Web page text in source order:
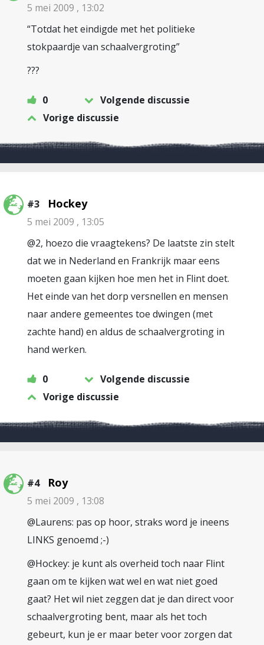
5 mei 2009 , 13:02
“Totdat het eindigde met het politieke
stokpaardje van schaalvergroting”
???
0
Volgende discussie
Vorige discussie
#3 Hockey
5 mei 2009 , 13:05
@2, hoezo die vraagtekens? De laatste zin stelt
dat we in Nederland en Frankrijk maar eens
moeten gaan kijken hoe men het in Flint doet.
Het einde van het dorp versnellen en mensen
naar andere gemeentes toe dwingen (met
zachte hand) en aldus de schaalvergroting in
hand werken.
0
Volgende discussie
Vorige discussie
#4 Roy
5 mei 2009 , 13:08
@Laurens: pas op hoor, straks word je ineens
LINKS genoemd ;-)
@Hockey: je kunt als overheid toch naar Flint
gaan om te kijken wat wel en wat niet goed
gaat? Het wil niet zeggen dat je dan direct voor
schaalvergroting bent, maar als het toch
gebeurt, kun je er maar beter voor zorgen dat